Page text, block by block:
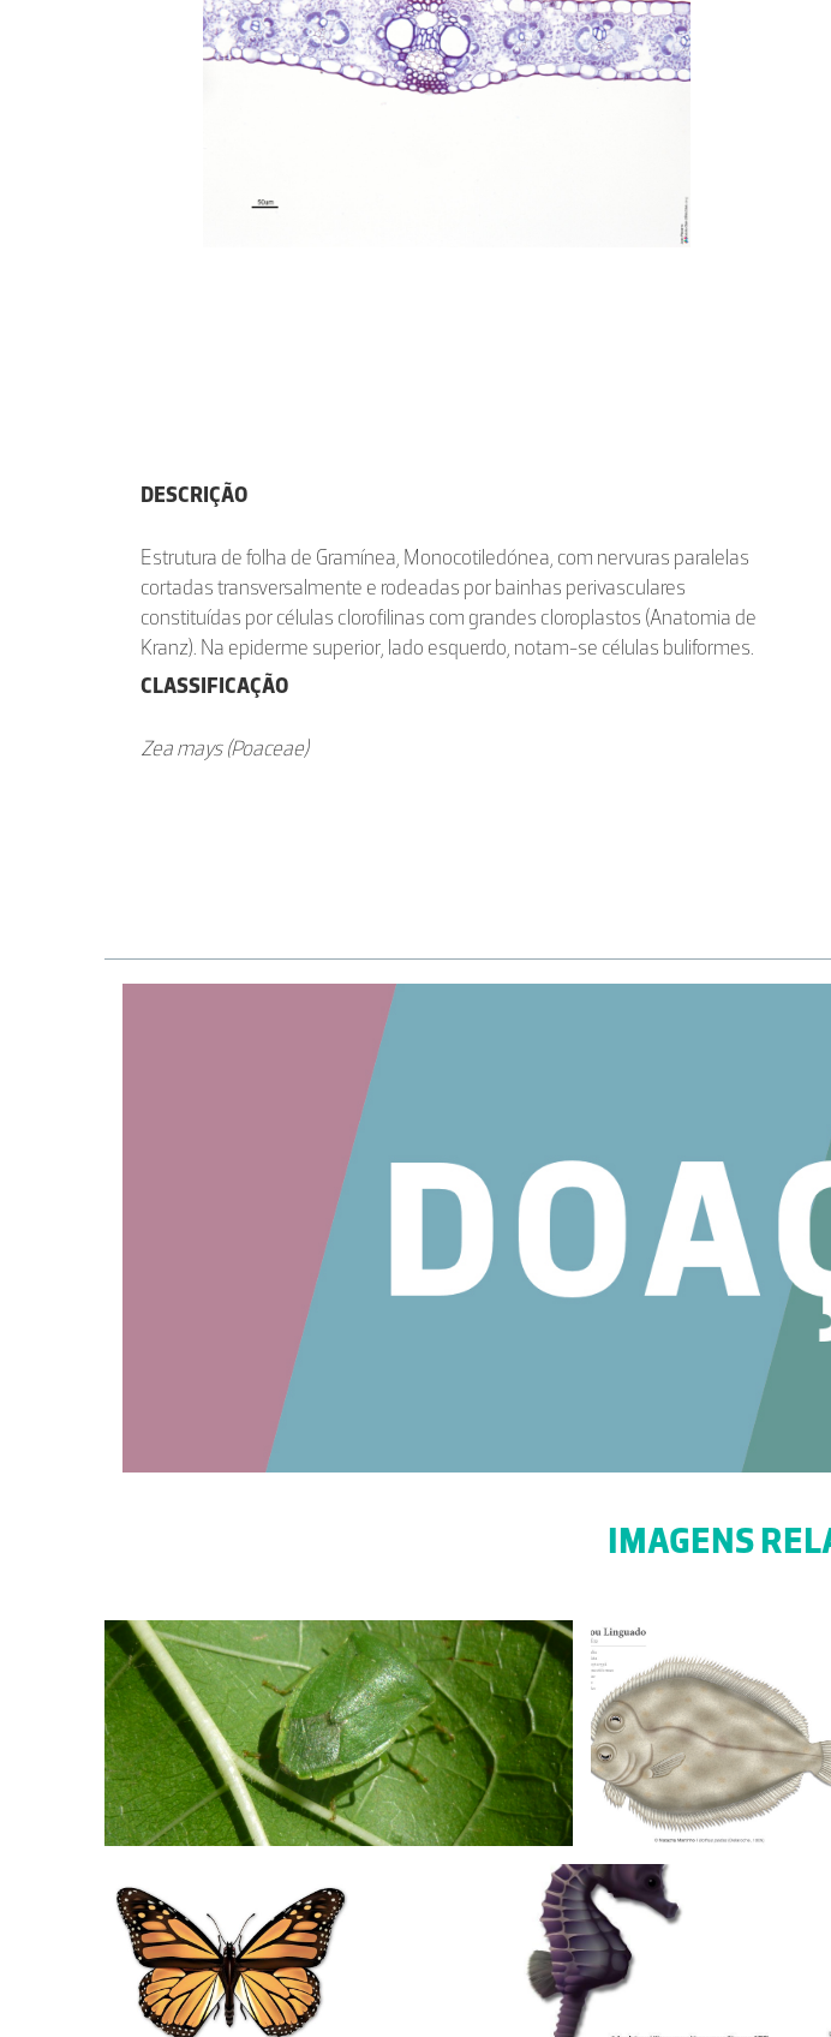
DESCRIÇÃO
Estrutura de folha de Gramínea, Monocotiledónea, com nervuras paralelas
cortadas transversalmente e rodeadas por bainhas perivasculares
constituídas por células clorofilinas com grandes cloroplastos (Anatomia de
Kranz). Na epiderme superior, lado esquerdo, notam-se células buliformes.
CLASSIFICAÇÃO
Zea mays (Poaceae)
IMAGENS